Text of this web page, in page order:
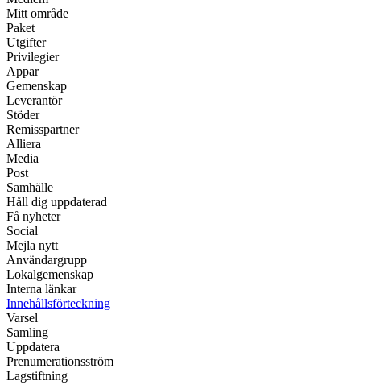
Mitt område
Paket
Utgifter
Privilegier
Appar
Gemenskap
Leverantör
Stöder
Remisspartner
Alliera
Media
Post
Samhälle
Håll dig uppdaterad
Få nyheter
Social
Mejla nytt
Användargrupp
Lokalgemenskap
Interna länkar
Innehållsförteckning
Varsel
Samling
Uppdatera
Prenumerationsström
Lagstiftning